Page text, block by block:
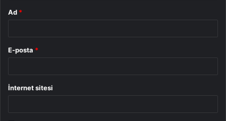
Ad *
E-posta *
İnternet sitesi